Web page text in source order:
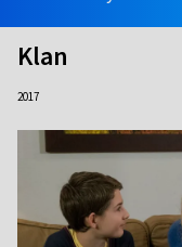
Klan
2017